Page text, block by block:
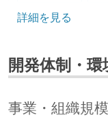
ソースコード管理
プロジェクト管理
詳細を見る
開発体制・環
事業・組織規模